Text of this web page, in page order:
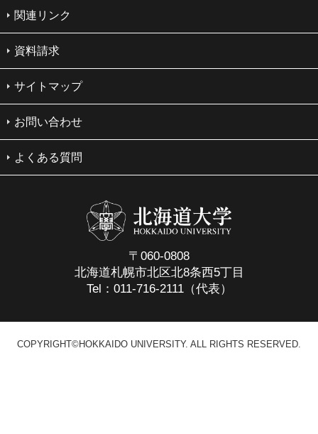
関連リンク
資料請求
サイトマップ
お問い合わせ
よくある質問
〒060-0808
北海道札幌市北区北8条西5丁目
Tel：011-716-2111（代表）
COPYRIGHT©HOKKAIDO UNIVERSITY. ALL RIGHTS RESERVED.